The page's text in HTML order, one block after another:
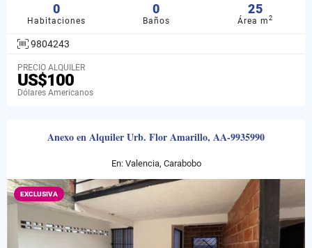
0
Habitaciones
0
Baños
25
Área m2
9804243
PRECIO ALQUILER
US$100
Dólares Americanos
Anexo en Alquiler Urb. Flor Amarillo, AA-9935990
En: Valencia, Carabobo
EXCLUSIVA